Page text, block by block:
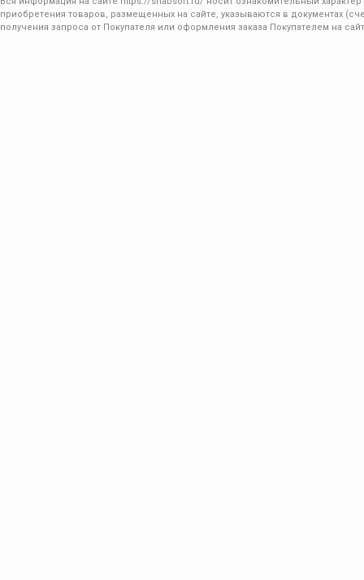
приобретения товаров, размещенных на сайте, указываются в документах
получения запроса от Покупателя или оформления заказа Покупателем на